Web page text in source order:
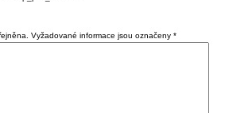
Vyžadované informace jsou označeny *